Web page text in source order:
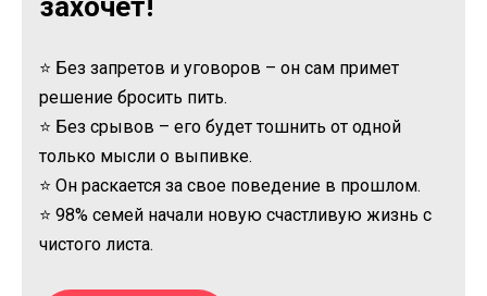
захочет!
⭐ Без запретов и уговоров – он сам примет
решение бросить пить.
⭐ Без срывов – его будет тошнить от одной
только мысли о выпивке.
⭐ Он раскается за свое поведение в прошлом.
⭐ 98% семей начали новую счастливую жизнь с
чистого листа.